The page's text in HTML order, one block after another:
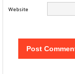
Website